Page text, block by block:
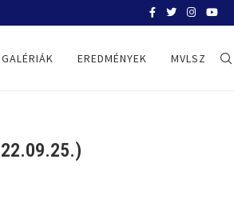
GALÉRIÁK EREDMÉNYEK MVLSZ